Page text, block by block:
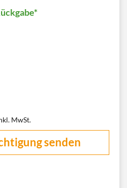
MwSt.
senden